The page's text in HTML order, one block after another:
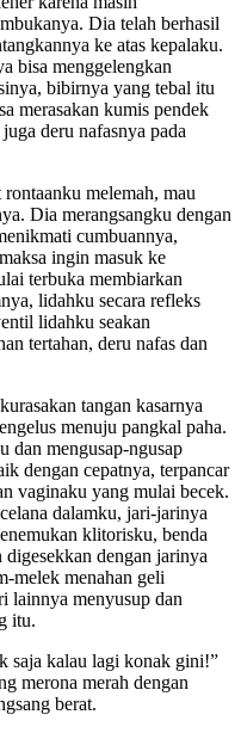
Dia telah berhasil
ke atas kepalaku.
bisa menggelengkan
bibirnya yang tebal itu
merasakan kumis pendek
deru nafasnya pada
melemah, mau
Dia merangsangku dengan
cumbuannya,
ingin masuk ke
terbuka membiarkan
lidahku secara refleks
lidahku seakan
tertahan, deru nafas dan
tangan kasarnya
menuju pangkal paha.
dan mengusap-ngusap
dengan cepatnya, terpancar
vaginaku yang mulai becek.
dalamku, jari-jarinya
klitorisku, benda
dengan jarinya
melek menahan geli
lainnya menyusup dan
itu.
saja kalau lagi konak gini!”
merona merah dengan
berat.